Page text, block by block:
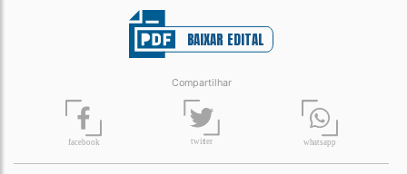
BAIXAR EDITAL
Compartilhar
facebook twitter whatsapp